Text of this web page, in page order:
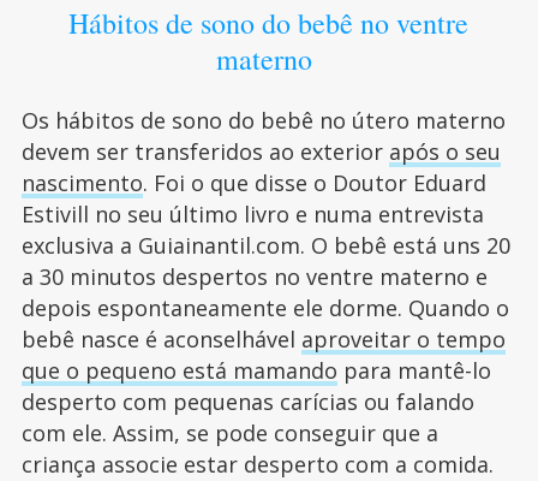
Hábitos de sono do bebê no ventre
materno
Os hábitos de sono do bebê no útero materno
devem ser transferidos ao exterior após o seu
nascimento. Foi o que disse o Doutor Eduard
Estivill no seu último livro e numa entrevista
exclusiva a Guiainantil.com. O bebê está uns 20
a 30 minutos despertos no ventre materno e
depois espontaneamente ele dorme. Quando o
bebê nasce é aconselhável aproveitar o tempo
que o pequeno está mamando para mantê-lo
desperto com pequenas carícias ou falando
com ele. Assim, se pode conseguir que a
criança associe estar desperto com a comida.